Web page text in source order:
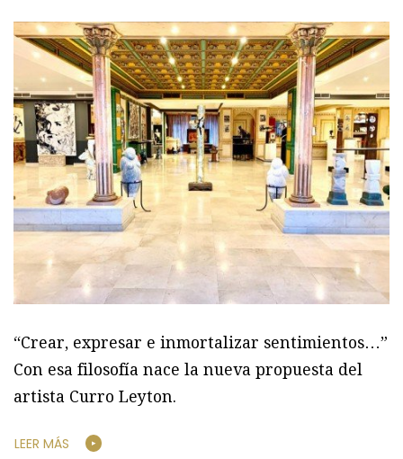
“Crear, expresar e inmortalizar sentimientos…”
Con esa filosofía nace la nueva propuesta del
artista Curro Leyton.
LEER MÁS